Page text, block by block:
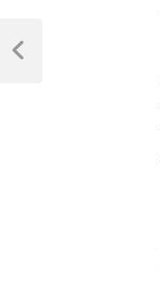
Navegação
de
Post